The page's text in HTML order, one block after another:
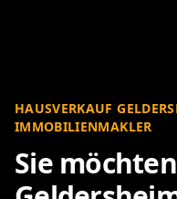
HAUSVERKAUF
IMMOBILIENMAKLER
Sie